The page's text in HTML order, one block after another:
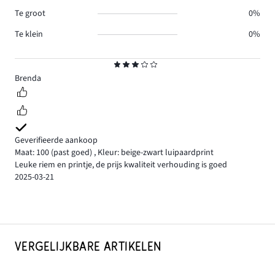
3
Brenda
Geverifieerde aankoop
Maat: 100 (past goed) , Kleur: beige-zwart luipaardprint
Leuke riem en printje, de prijs kwaliteit verhouding is goed
2025-03-21
Te groot
0%
Te klein
0%
VERGELIJKBARE ARTIKELEN